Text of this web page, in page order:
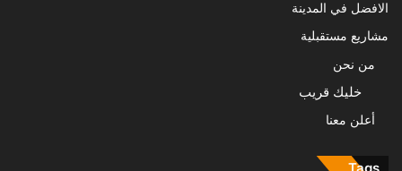
الافضل في المدينة
مشاريع مستقبلية
من نحن
خليك قريب
أعلن معنا